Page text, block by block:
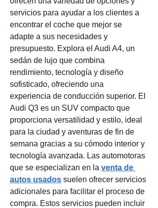
servicios para ayudar a los clientes a
encontrar el coche que mejor se
adapte a sus necesidades y
presupuesto. Explora el Audi A4, un
sedán de lujo que combina
rendimiento, tecnología y diseño
sofisticado, ofreciendo una
experiencia de conducción superior. El
Audi Q3 es un SUV compacto que
proporciona versatilidad y estilo, ideal
para la ciudad y aventuras de fin de
semana gracias a su cómodo interior y
tecnología avanzada. Las automotoras
que se especializan en la venta de
autos usados suelen ofrecer servicios
adicionales para facilitar el proceso de
compra. Estos servicios pueden incluir